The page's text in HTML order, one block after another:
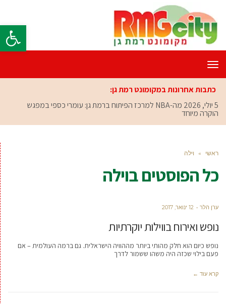
פתח
תפריט
כתבות אחרונות במקומונט רמת גן:
5 יולי, 2026
מה-NBA למרכז הפיתוח ברמת גן: עומרי כספי במפגש
הוקרה מיוחד
ראשי » וילה
כל הפוסטים בוילה
ערן הלר 12 ינואר, 2017
נופש ואירוח בווילות יוקרתיות
נופש כיום הוא חלק מהותי ביותר מההוויה הישראלית. גם ברמה העולמית – אם
פעם בילוי שכזה היה משהו ששמור לדרך
קרא עוד ←